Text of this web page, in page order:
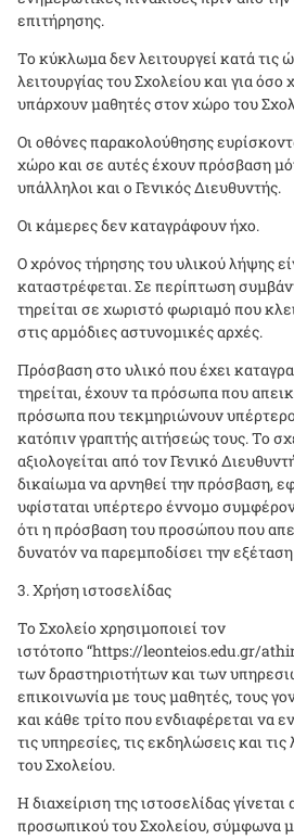
επιτήρησης.
Το κύκλωμα δεν λειτουργεί κατά τις
λειτουργίας του Σχολείου και για όσο
υπάρχουν μαθητές στον χώρο του
Οι οθόνες παρακολούθησης
χώρο και σε αυτές έχουν πρόσβαση
υπάλληλοι και ο Γενικός Διευθυντής.
Οι κάμερες δεν καταγράφουν ήχο.
Ο χρόνος τήρησης του υλικού λήψης
καταστρέφεται. Σε περίπτωση
τηρείται σε χωριστό φωριαμό που
στις αρμόδιες αστυνομικές αρχές.
Πρόσβαση στο υλικό που έχει
τηρείται, έχουν τα πρόσωπα που
πρόσωπα που τεκμηριώνουν
κατόπιν γραπτής αιτήσεώς τους. Το
αξιολογείται από τον Γενικό
δικαίωμα να αρνηθεί την πρόσβαση,
υφίσταται υπέρτερο έννομο
ότι η πρόσβαση του προσώπου που
δυνατόν να παρεμποδίσει την
Χρήση ιστοσελίδας
Το Σχολείο χρησιμοποιεί τον
ιστότοπο “https://leonteios.edu.gr/
των δραστηριοτήτων και των
επικοινωνία με τους μαθητές, τους
και κάθε τρίτο που ενδιαφέρεται να
τις υπηρεσίες, τις εκδηλώσεις και
του Σχολείου.
Η διαχείριση της ιστοσελίδας
προσωπικού του Σχολείου, σύμφωνα